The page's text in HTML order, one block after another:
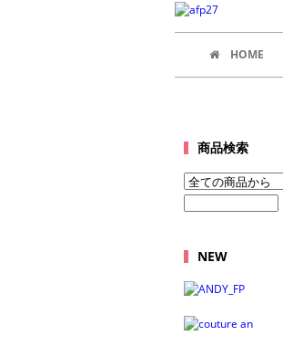
HOME
商品検索
NEW